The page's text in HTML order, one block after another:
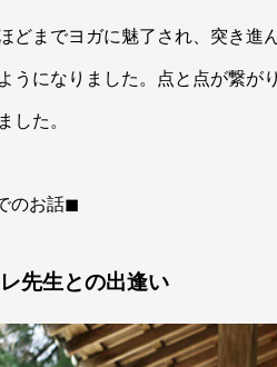
どまでヨガに魅了され、突き進
うになりました。点と点が繋が
した。
のお話◼︎
レ先生との出逢い